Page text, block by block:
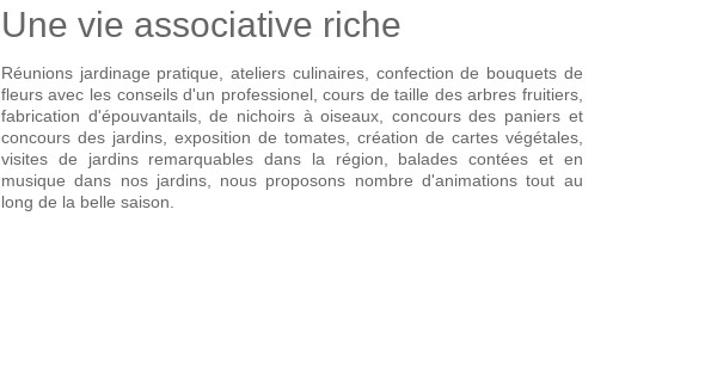
Une vie associative riche
Réunions jardinage pratique, ateliers culinaires, confection de bouquets de
fleurs avec les conseils d'un professionel, cours de taille des arbres fruitiers,
fabrication d'épouvantails, de nichoirs à oiseaux, concours des paniers et
concours des jardins, exposition de tomates, création de cartes végétales,
visites de jardins remarquables dans la région, balades contées et en
musique dans nos jardins, nous proposons nombre d'animations tout au
long de la belle saison.